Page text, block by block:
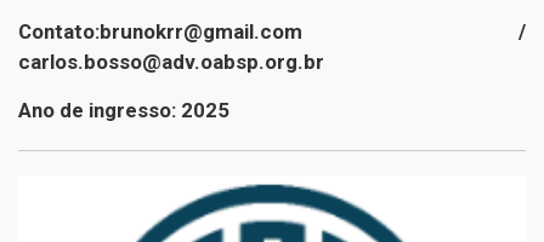
Contato:brunokrr@gmail.com /
carlos.bosso@adv.oabsp.org.br
Ano de ingresso: 2025